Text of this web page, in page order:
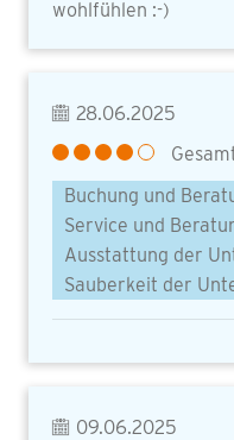
wohlfühlen :-)
28.06.2025
Buchung und
Service und
Ausstattung der
Sauberkeit der
09.06.2025